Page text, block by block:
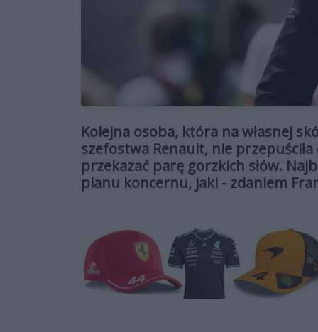
Kolejna osoba, która na własnej
szefostwa Renault, nie
przekazać parę gorzkich słów.
planu koncernu, jaki - zdaniem